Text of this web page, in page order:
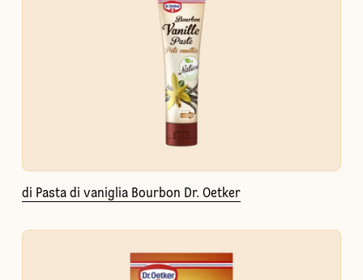
di Pasta di vaniglia Bourbon Dr. Oetker